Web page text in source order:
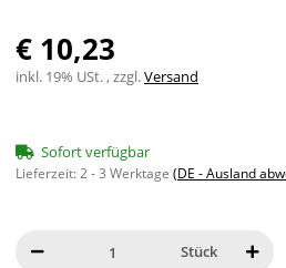
€ 10,23
inkl. 19% USt. , zzgl.Versand
Sofort verfügbar
Lieferzeit:2 - 3 Werktage (DE - Ausland
Stück